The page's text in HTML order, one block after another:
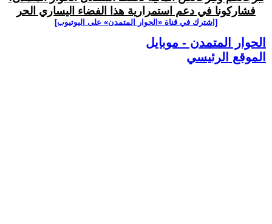
فشاركونا في دعم استمرارية هذا الفضاء اليساري الحر
[اشترك في قناة ‫«الحوار المتمدن» على اليوتيوب]
الحوار المتمدن - موبايل
الموقع الرئيسي